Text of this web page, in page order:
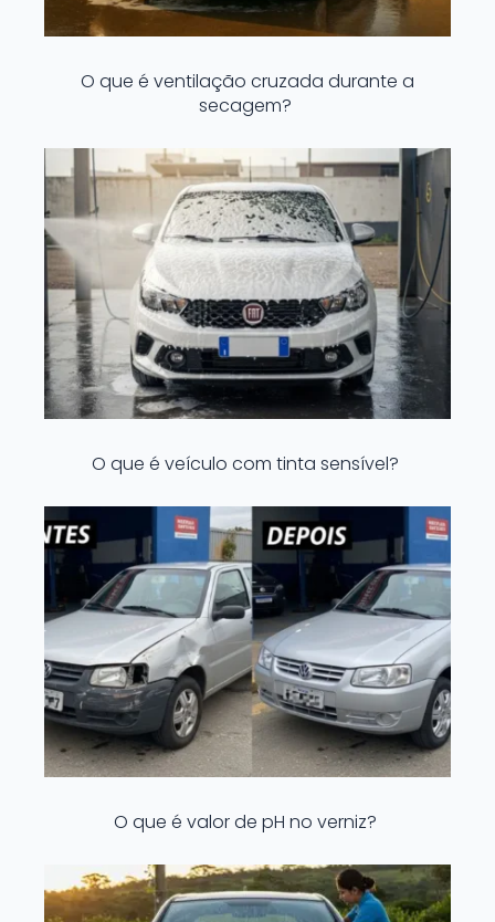
O que é ventilação cruzada durante a
secagem?
O que é veículo com tinta sensível?
O que é valor de pH no verniz?